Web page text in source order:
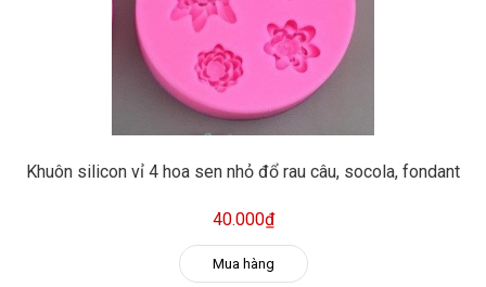
Khuôn silicon vỉ 4 hoa sen nhỏ đổ rau câu, socola, fondant
40.000₫
Mua hàng